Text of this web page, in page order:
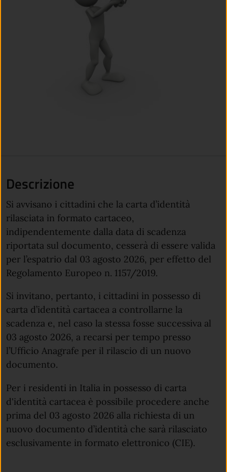
Descrizione
Si avvisano i cittadini che la carta d’identità
rilasciata in formato cartaceo,
indipendentemente dalla data di scadenza
riportata sul documento, cesserà di essere valida
per l’espatrio dal 03 agosto 2026, per effetto del
Regolamento Europeo n. 1157/2019.
Si invitano, pertanto, i cittadini in possesso di
carta d’identità cartacea a controllarne la
scadenza e, nel caso la stessa fosse successiva al
03 agosto 2026, a recarsi per tempo presso
l’Ufficio Anagrafe per il rilascio di un nuovo
documento.
Per i residenti in Italia in possesso di carta
d'identità cartacea è possibile procedere anche
prima del 03 agosto 2026 alla richiesta di un
nuovo documento d’identità che sarà rilasciato
esclusivamente in formato elettronico (CIE).